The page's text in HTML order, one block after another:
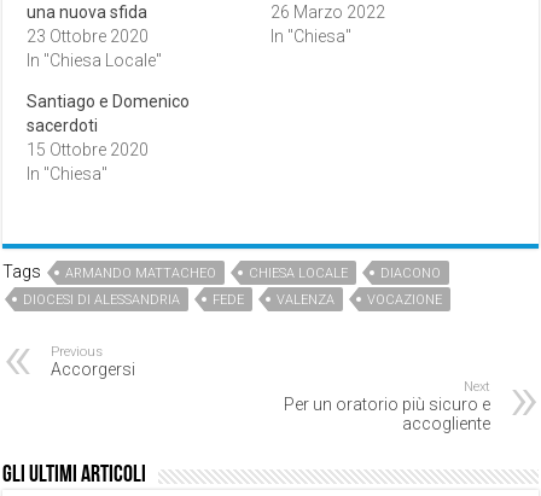
una nuova sfida
23 Ottobre 2020
In "Chiesa Locale"
26 Marzo 2022
In "Chiesa"
Santiago e Domenico
sacerdoti
15 Ottobre 2020
In "Chiesa"
Tags ARMANDO MATTACHEO CHIESA LOCALE
DIACONO
DIOCESI DI ALESSANDRIA
FEDE VALENZA VOCAZIONE
Previous
Accorgersi
Next
Per un oratorio più sicuro e
accogliente
Gli ultimi articoli